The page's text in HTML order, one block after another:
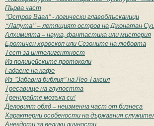
Първа част
"Остров Ваал" - логически главоблъсканици
“Лапута” – летящият остров на Джонатан
Алхимията – наука, фантастика или мистерия
Еротичен хороскоп или Сезоните на любовта
Тест за интелигентност
Из полицейските протоколи
Гадаене на кафе
Из "Забавна библия" на Лео Таксил
Тресавище на глупостта
Тренирайте мозъка си!
Деловият обяд – неизменна част от бизнеса
Характерни особености на държавния
Анекдоти за велики личности